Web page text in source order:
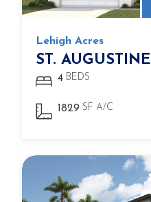
Lehigh Acres
ST. AUGUSTINE
4 BEDS
1829 SF A/C